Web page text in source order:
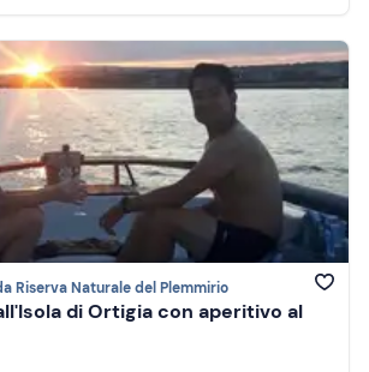
Riserva Naturale del Plemmirio
di Ortigia con aperitivo al